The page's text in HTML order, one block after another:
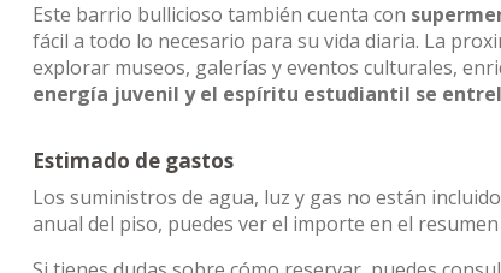
Este barrio bullicioso también cuenta con
fácil a todo lo necesario para su vida diaria. La
explorar museos, galerías y eventos culturales,
energía juvenil y el espíritu estudiantil se
Estimado de gastos
Los suministros de agua, luz y gas no están
anual del piso, puedes ver el importe en el